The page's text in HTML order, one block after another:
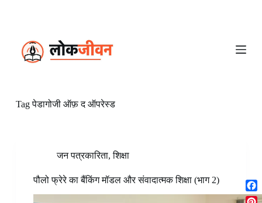
Tagपेडागोजी ऑफ़ द ऑपरेस्ड
जन पत्रकारिता,शिक्षा
पौलो फ्रेरे का बैंकिंग मॉडल और संवादात्मक शिक्षा (भाग 2)
F